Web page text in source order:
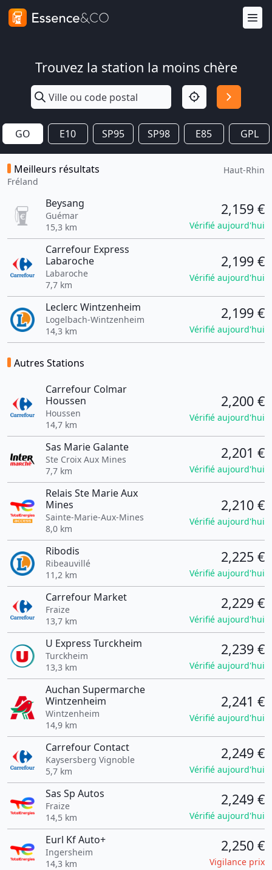
Trouvez la station la moins chère
GO E10 SP95 SP98 E85 GPL
Meilleurs résultats
Fréland
Haut-Rhin
Beysang
Guémar
15,3 km
2,159 €
Vérifié aujourd'hui
Carrefour Express
Labaroche
Labaroche
7,7 km
2,199 €
Vérifié aujourd'hui
Leclerc Wintzenheim
Logelbach-Wintzenheim
14,3 km
2,199 €
Vérifié aujourd'hui
Autres Stations
Carrefour Colmar
Houssen
Houssen
14,7 km
2,200 €
Vérifié aujourd'hui
Sas Marie Galante
Ste Croix Aux Mines
7,7 km
2,201 €
Vérifié aujourd'hui
Relais Ste Marie Aux
Mines
Sainte-Marie-Aux-Mines
8,0 km
2,210 €
Vérifié aujourd'hui
Ribodis
Ribeauvillé
11,2 km
2,225 €
Vérifié aujourd'hui
Carrefour Market
Fraize
13,7 km
2,229 €
Vérifié aujourd'hui
U Express Turckheim
Turckheim
13,3 km
2,239 €
Vérifié aujourd'hui
Auchan Supermarche
Wintzenheim
Wintzenheim
14,9 km
2,241 €
Vérifié aujourd'hui
Carrefour Contact
Kaysersberg Vignoble
5,7 km
2,249 €
Vérifié aujourd'hui
Sas Sp Autos
Fraize
14,5 km
2,249 €
Vérifié aujourd'hui
Eurl Kf Auto+
Ingersheim
14,3 km
2,250 €
Vigilance prix